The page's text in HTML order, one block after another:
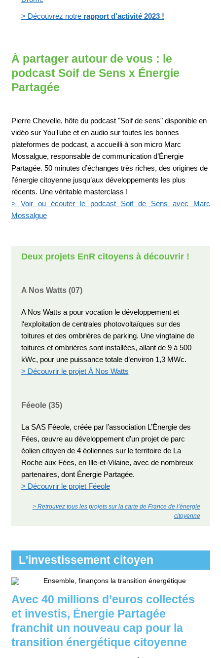
> Découvrez notre rapport d’activité 2023 !
À partager autour de vous : le
podcast Soif de Sens x Énergie
Partagée
Pierre Chevelle, hôte du podcast "Soif de sens" disponible en
vidéo sur YouTube et en audio sur toutes les bonnes
plateformes de podcast, a accueilli à son micro Marc
Mossalgue, responsable de communication d’Énergie
Partagée. 50 minutes d’échanges très riches, des origines de
l’énergie citoyenne jusqu’aux développements les plus
récents. Une véritable masterclass !
> Voir ou écouter le podcast Soif de Sens avec Marc
Mossalgue
Deux projets EnR citoyens à découvrir !
A Nos Watts (07)
A Nos Watts a pour vocation le développement et
l‘exploitation de centrales photovoltaïques sur des
toitures et des ombrières de parking. Une vingtaine de
toitures et ombrières sont installées, allant de 9 à 500
kWc, pour une puissance totale d’environ 1,3 MWc.
> Découvrir le projet À Nos Watts
Féeole (35)
La SAS Féeole, créée par l’association L’Énergie des
Fées, œuvre au développement d’un projet de parc
éolien citoyen de 4 éoliennes sur le territoire de La
Roche aux Fées, en Ille-et-Vilaine, avec de nombreux
partenaires, dont Énergie Partagée.
> Découvrir le projet Féeole
> Retrouvez tous les projets sur la carte de France de l’énergie
citoyenne
L’investissement citoyen
Avec 40 millions d’euros collectés
et investis, Énergie Partagée
franchit un nouveau cap pour la
transition énergétique citoyenne